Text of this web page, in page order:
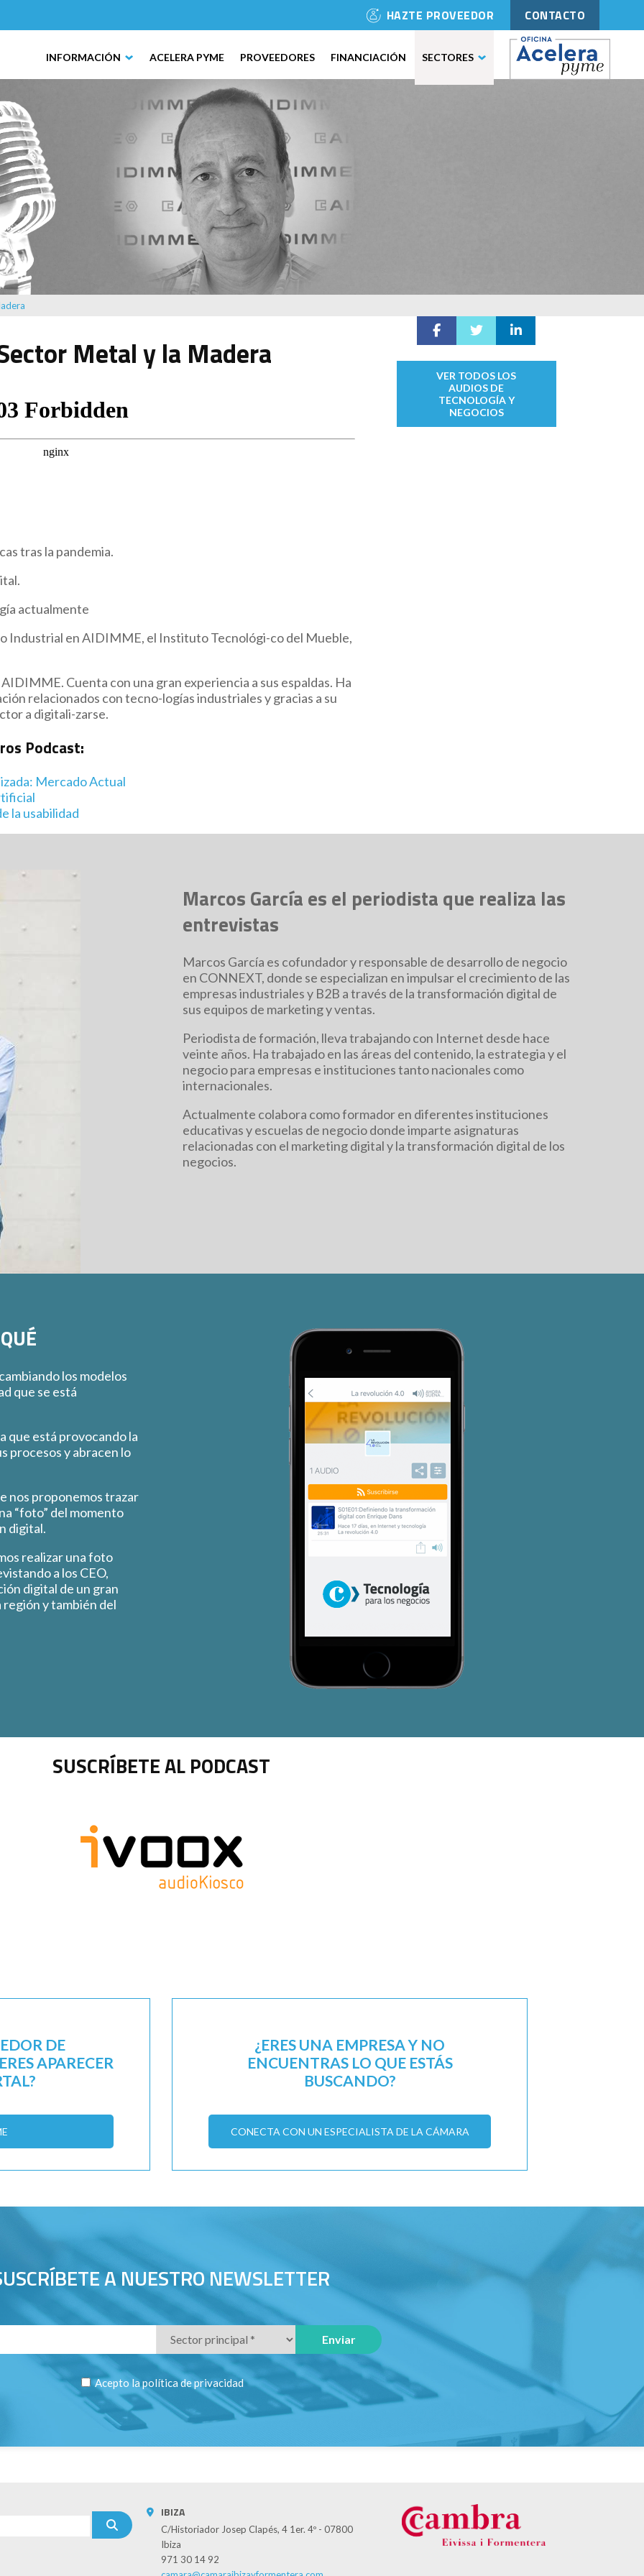
HAZTE PROVEEDOR CONTACTO
INFORMACIÓN ACELERA PYME PROVEEDORES FINANCIACIÓN SECTORES
Metal y la Madera
tras la pandemia.
actualmente
Industrial en AIDIMME, el Instituto Tecnológi-co del Mueble,
Cuenta con una gran experiencia a sus espaldas. Ha
relacionados con tecno-logías industriales y gracias a su
a digitali-zarse.
Podcast:
Mercado Actual
la usabilidad
VER TODOS LOS
AUDIOS DE
TECNOLOGÍA Y
NEGOCIOS
Marcos García es el periodista que realiza las
entrevistas
Marcos García es cofundador y responsable de desarrollo de negocio
en CONNEXT, donde se especializan en impulsar el crecimiento de las
empresas industriales y B2B a través de la transformación digital de
sus equipos de marketing y ventas.
Periodista de formación, lleva trabajando con Internet desde hace
veinte años. Ha trabajado en las áreas del contenido, la estrategia y el
negocio para empresas e instituciones tanto nacionales como
internacionales.
Actualmente colabora como formador en diferentes instituciones
educativas y escuelas de negocio donde imparte asignaturas
relacionadas con el marketing digital y la transformación digital de los
negocios.
los modelos
que se está
que está provocando la
procesos y abracen lo
nos proponemos trazar
“foto” del momento
digital.
realizar una foto
a los CEO,
digital de un gran
región y también del
SUSCRÍBETE AL PODCAST
DE
APARECER
¿ERES UNA EMPRESA Y NO
ENCUENTRAS LO QUE ESTÁS
BUSCANDO?
CONECTA CON UN ESPECIALISTA DE LA CÁMARA
A NUESTRO NEWSLETTER
Acepto la política de privacidad
IBIZA
C/Historiador Josep Clapés, 4 1er. 4º - 07800
Ibiza
971 30 14 92